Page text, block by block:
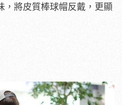
，將皮質棒球帽反戴，更顯